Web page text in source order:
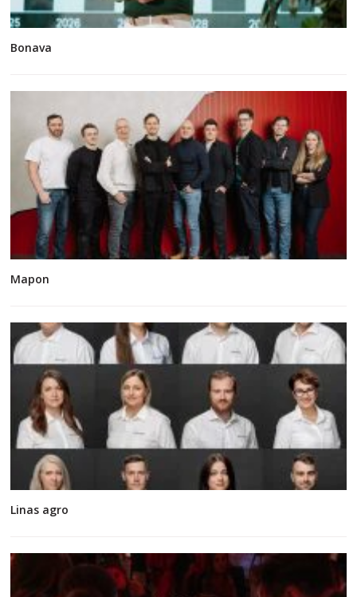
Bonava
Mapon
Linas agro